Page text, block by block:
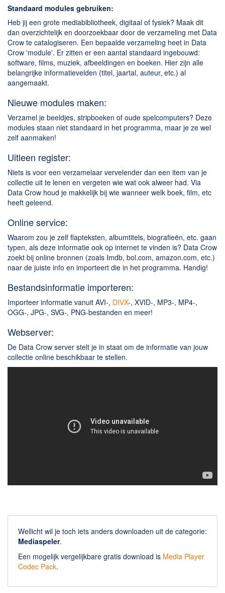
Webbrowsers
Standaard modules gebruiken:
Heb jij een grote mediabibliotheek, digitaal of fysiek? Maak dit
dan overzichtelijk en doorzoekbaar door de verzameling met Data
Crow te catalogiseren. Een bepaalde verzameling heet in Data
Crow 'module'. Er zitten er een aantal standaard ingebouwd:
software, films, muziek, afbeeldingen en boeken. Hier zijn alle
belangrijke informatievelden (titel, jaartal, auteur, etc.) al
aangemaakt.
Nieuwe modules maken:
Verzamel je beeldjes, stripboeken of oude spelcomputers? Deze
modules staan niet standaard in het programma, maar je ze wel
zelf aanmaken!
Uitleen register:
Niets is voor een verzamelaar vervelender dan een item van je
collectie uit te lenen en vergeten wie wat ook alweer had. Via
Data Crow houd je makkelijk bij wie wanneer welk boek, film, etc
heeft geleend.
Online service:
Waarom zou je zelf flapteksten, albumtitels, biografieën, etc. gaan
typen, als deze informatie ook op internet te vinden is? Data Crow
zoekt bij online bronnen (zoals Imdb, bol.com, amazon.com, etc.)
naar de juiste info en importeert die in het programma. Handig!
Bestandsinformatie importeren:
Importeer informatie vanuit AVI-, DIVX-, XVID-, MP3-, MP4-,
OGG-, JPG-, SVG-, PNG-bestanden en meer!
Webserver:
De Data Crow server stelt je in staat om de informatie van jouw
collectie online beschikbaar te stellen.
Wellicht wil je toch iets anders downloaden uit de categorie:
Mediaspeler.
Een mogelijk vergelijkbare gratis download is Media Player
Codec Pack.